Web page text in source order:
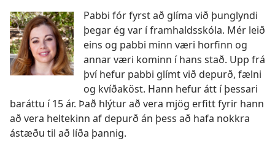
Pabbi fór fyrst að glíma við þunglyndi
þegar ég var í framhaldsskóla. Mér leið
eins og pabbi minn væri horfinn og
annar væri kominn í hans stað. Upp frá
því hefur pabbi glímt við depurð, fælni
og kvíðaköst. Hann hefur átt í þessari
baráttu í 15 ár. Það hlýtur að vera mjög erfitt fyrir hann
að vera heltekinn af depurð án þess að hafa nokkra
ástæðu til að líða þannig.